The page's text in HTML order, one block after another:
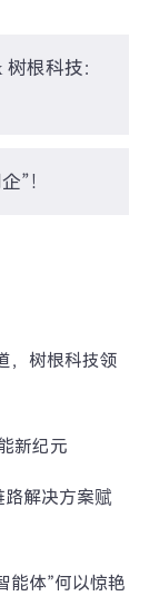
根科技：
”！
，树根科技领
新纪元
路解决方案赋
能体”何以惊艳